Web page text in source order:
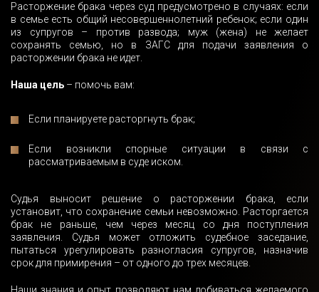
Расторжение брака через суд предусмотрено в случаях: если
в семье есть общий несовершеннолетний ребенок; если один
из супругов – против развода; муж (жена) не желает
сохранять семью, но в ЗАГС для подачи заявления о
расторжении брака не идет.
Наша цель – помочь вам:
Если планируете расторгнуть брак;
Если возникли спорные ситуации в связи с
рассматриваемым в суде иском.
Судья выносит решение о расторжении брака, если
установит, что сохранение семьи невозможно. Расторгается
брак не раньше, чем через месяц со дня поступления
заявления. Судья может отложить судебное заседание,
пытаться урегулировать разногласия супругов, назначив
срок для примирения – от одного до трех месяцев.